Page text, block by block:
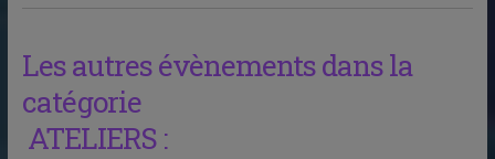
Les autres évènements dans la
catégorie
ATELIERS :